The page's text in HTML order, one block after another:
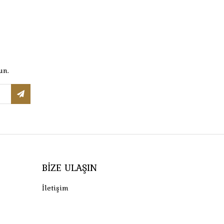
BIZE ULAŞIN
İletişim